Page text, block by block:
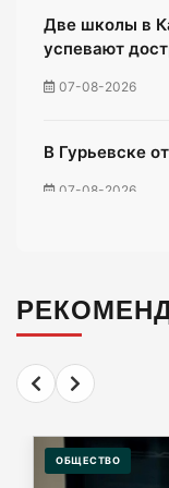
Две школы в
успевают
07-08-2026
В Гурьевске
07-08-2026
07-08-2026
«Мираторг»
Люблинского
курятиной.
07-08-2026
ОБЩЕСТВО